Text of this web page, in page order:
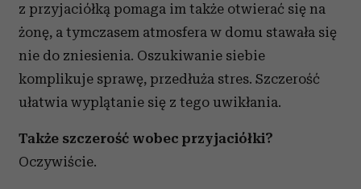
z przyjaciółką pomaga im także otwierać się na
żonę, a tymczasem atmosfera w domu stawała się
nie do zniesienia. Oszukiwanie siebie
komplikuje sprawę, przedłuża stres. Szczerość
ułatwia wyplątanie się z tego uwikłania.
Także szczerość wobec przyjaciółki?
Oczywiście.